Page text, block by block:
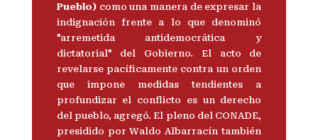
Pueblo) como una manera de expresar la
indignación frente a lo que denominó
"arremetida antidemocrática y
dictatorial" del Gobierno. El acto de
revelarse pacíficamente contra un orden
que impone medidas tendientes a
profundizar el conflicto es un derecho
del pueblo, agregó. El pleno del CONADE,
presidido por Waldo Albarracín también